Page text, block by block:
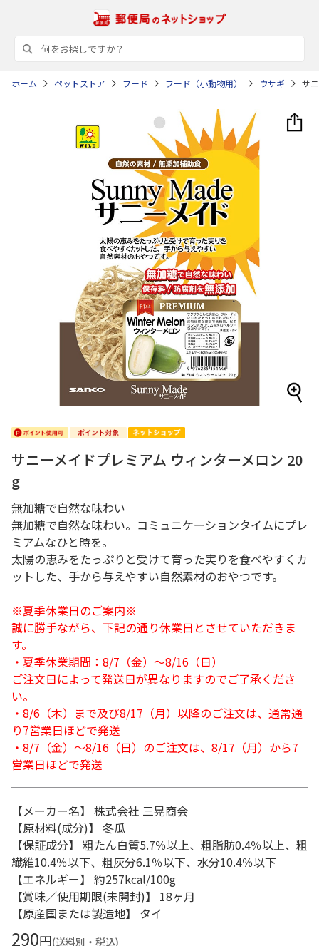
ホーム ペットストア フード フード（小動物用） ウサギ サ
サニーメイドプレミアム ウィンターメロン 20
g
無加糖で自然な味わい
無加糖で自然な味わい。コミュニケーションタイムにプレ
ミアムなひと時を。
太陽の恵みをたっぷりと受けて育った実りを食べやすくカ
ットした、手から与えやすい自然素材のおやつです。
※夏季休業日のご案内※
誠に勝手ながら、下記の通り休業日とさせていただきま
す。
・夏季休業期間：8/7（金）～8/16（日）
ご注文日によって発送日が異なりますのでご了承くださ
い。
・8/6（木）まで及び8/17（月）以降のご注文は、通常通
り7営業日ほどで発送
・8/7（金）～8/16（日）のご注文は、8/17（月）から7
営業日ほどで発送
【メーカー名】 株式会社 三晃商会
【原材料(成分)】 冬瓜
【保証成分】 粗たん白質5.7％以上、粗脂肪0.4％以上、粗
繊維10.4％以下、粗灰分6.1％以下、水分10.4％以下
【エネルギー】 約257kcal/100g
【賞味／使用期限(未開封)】 18ヶ月
【原産国または製造地】 タイ
290円(送料別・税込)